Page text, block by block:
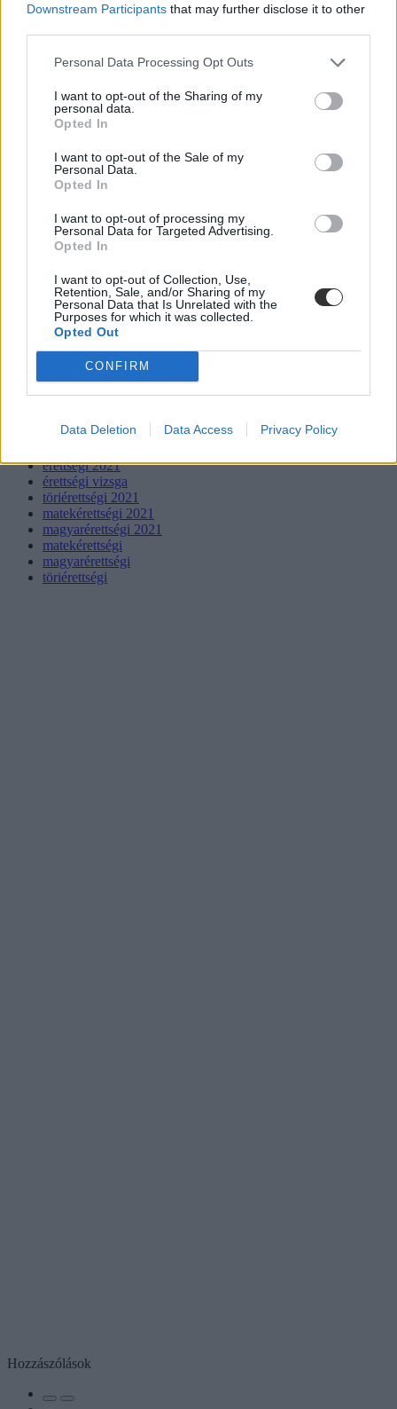
Downstream Participants that may further disclose it to other
Personal Data Processing Opt Outs
I want to opt-out of the Sharing of my
personal data.
Opted In
I want to opt-out of the Sale of my
Personal Data.
Opted In
I want to opt-out of processing my
Personal Data for Targeted Advertising.
Opted In
I want to opt-out of Collection, Use,
Retention, Sale, and/or Sharing of my
Personal Data that Is Unrelated with the
Purposes for which it was collected.
Opted Out
CONFIRM
Data Deletion Data Access Privacy Policy
a szaktanárok által kidolgozott, nem hivatalos megoldásokat.
Délutánonként arról olvashattok, hogy mit gondolnak a tanárok és
a vizsgázók a feladatsorokról, és persze ti is leírhatjátok
véleményeteket kommentben, sőt a szaktanároktól is kérdezhettek.
Ha elsőként szeretnétek megkapni a megoldásokat,
lájkoljátok
Facebook-oldalunkat,
2021-es érettségiről
érettségi 2021
érettségi vizsga
töriérettségi 2021
matekérettségi 2021
magyarérettségi 2021
matekérettségi
magyarérettségi
töriérettségi
Hozzászólások